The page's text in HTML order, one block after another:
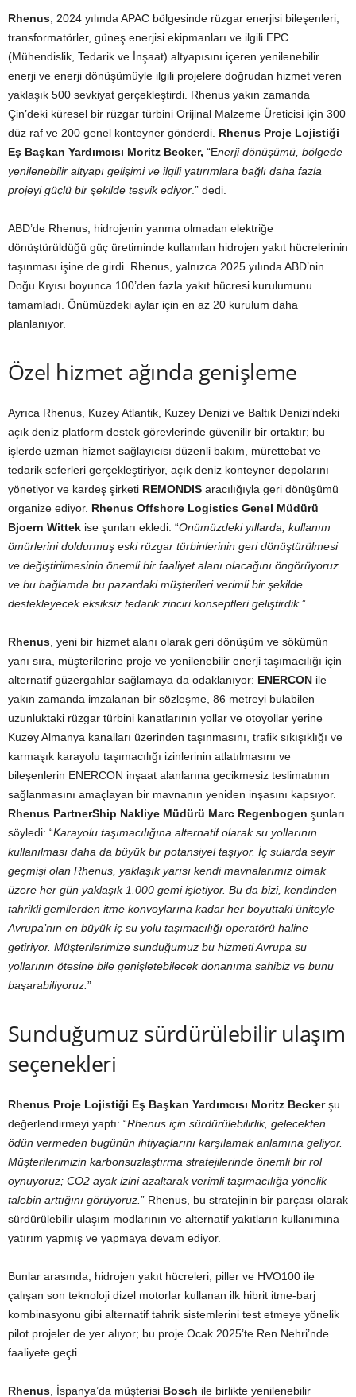
Rhenus , 2024 yılında APAC bölgesinde rüzgar enerjisi bileşenleri,
transformatörler, güneş enerjisi ekipmanları ve ilgili EPC
(Mühendislik, Tedarik ve İnşaat) altyapısını içeren yenilenebilir
enerji ve enerji dönüşümüyle ilgili projelere doğrudan hizmet veren
yaklaşık 500 sevkiyat gerçekleştirdi. Rhenus yakın zamanda
Çin’deki küresel bir rüzgar türbini Orijinal Malzeme Üreticisi için 300
düz raf ve 200 genel konteyner gönderdi. Rhenus Proje Lojistiği
Eş Başkan Yardımcısı Moritz Becker, “Enerji dönüşümü, bölgede
yenilenebilir altyapı gelişimi ve ilgili yatırımlara bağlı daha fazla
projeyi güçlü bir şekilde teşvik ediyor .” dedi.
ABD’de Rhenus, hidrojenin yanma olmadan elektriğe
dönüştürüldüğü güç üretiminde kullanılan hidrojen yakıt hücrelerinin
taşınması işine de girdi. Rhenus, yalnızca 2025 yılında ABD’nin
Doğu Kıyısı boyunca 100’den fazla yakıt hücresi kurulumunu
tamamladı. Önümüzdeki aylar için en az 20 kurulum daha
planlanıyor.
Özel hizmet ağında genişleme
Ayrıca Rhenus, Kuzey Atlantik, Kuzey Denizi ve Baltık Denizi’ndeki
açık deniz platform destek görevlerinde güvenilir bir ortaktır; bu
işlerde uzman hizmet sağlayıcısı düzenli bakım, mürettebat ve
tedarik seferleri gerçekleştiriyor, açık deniz konteyner depolarını
yönetiyor ve kardeş şirketi REMONDIS aracılığıyla geri dönüşümü
organize ediyor. Rhenus Offshore Logistics Genel Müdürü
Bjoern Wittek ise şunları ekledi: “Önümüzdeki yıllarda, kullanım
ömürlerini doldurmuş eski rüzgar türbinlerinin geri dönüştürülmesi
ve değiştirilmesinin önemli bir faaliyet alanı olacağını öngörüyoruz
ve bu bağlamda bu pazardaki müşterileri verimli bir şekilde
destekleyecek eksiksiz tedarik zinciri konseptleri geliştirdik.”
Rhenus , yeni bir hizmet alanı olarak geri dönüşüm ve sökümün
yanı sıra, müşterilerine proje ve yenilenebilir enerji taşımacılığı için
alternatif güzergahlar sağlamaya da odaklanıyor: ENERCON ile
yakın zamanda imzalanan bir sözleşme, 86 metreyi bulabilen
uzunluktaki rüzgar türbini kanatlarının yollar ve otoyollar yerine
Kuzey Almanya kanalları üzerinden taşınmasını, trafik sıkışıklığı ve
karmaşık karayolu taşımacılığı izinlerinin atlatılmasını ve
bileşenlerin ENERCON inşaat alanlarına gecikmesiz teslimatının
sağlanmasını amaçlayan bir mavnanın yeniden inşasını kapsıyor.
Rhenus PartnerShip Nakliye Müdürü Marc Regenbogen şunları
söyledi: “Karayolu taşımacılığına alternatif olarak su yollarının
kullanılması daha da büyük bir potansiyel taşıyor. İç sularda seyir
geçmişi olan Rhenus, yaklaşık yarısı kendi mavnalarımız olmak
üzere her gün yaklaşık 1.000 gemi işletiyor. Bu da bizi, kendinden
tahrikli gemilerden itme konvoylarına kadar her boyuttaki üniteyle
Avrupa’nın en büyük iç su yolu taşımacılığı operatörü haline
getiriyor. Müşterilerimize sunduğumuz bu hizmeti Avrupa su
yollarının ötesine bile genişletebilecek donanıma sahibiz ve bunu
başarabiliyoruz. ”
Sunduğumuz sürdürülebilir ulaşım
seçenekleri
Rhenus Proje Lojistiği Eş Başkan Yardımcısı Moritz Beckerşu
değerlendirmeyi yaptı: “Rhenus için sürdürülebilirlik, gelecekten
ödün vermeden bugünün ihtiyaçlarını karşılamak anlamına geliyor.
Müşterilerimizin karbonsuzlaştırma stratejilerinde önemli bir rol
oynuyoruz; CO2 ayak izini azaltarak verimli taşımacılığa yönelik
talebin arttığını görüyoruz. ” Rhenus, bu stratejinin bir parçası olarak
sürdürülebilir ulaşım modlarının ve alternatif yakıtların kullanımına
yatırım yapmış ve yapmaya devam ediyor.
Bunlar arasında, hidrojen yakıt hücreleri, piller ve HVO100 ile
çalışan son teknoloji dizel motorlar kullanan ilk hibrit itme-barj
kombinasyonu gibi alternatif tahrik sistemlerini test etmeye yönelik
pilot projeler de yer alıyor; bu proje Ocak 2025’te Ren Nehri’nde
faaliyete geçti.
Rhenus , İspanya’da müşterisi Bosch ile birlikte yenilenebilir